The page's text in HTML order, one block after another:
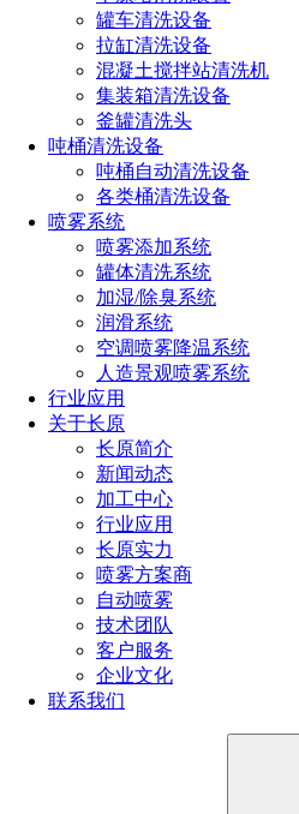
罐车清洗设备
拉缸清洗设备
混凝土搅拌站清洗机
集装箱清洗设备
釜罐清洗头
吨桶清洗设备
吨桶自动清洗设备
各类桶清洗设备
喷雾系统
喷雾添加系统
罐体清洗系统
加湿/除臭系统
润滑系统
空调喷雾降温系统
人造景观喷雾系统
行业应用
关于长原
长原简介
新闻动态
加工中心
行业应用
长原实力
喷雾方案商
自动喷雾
技术团队
客户服务
企业文化
联系我们
3、 全自动化智能化控制，减少
4、 地面不积水，不对交通产生任
5、 能全天候、全地域自动正常
环境下正常运行。
6、 满足野外作业需求，具有防
7、 不需要再进行道路等洒水作
8、 系统降尘除霾效果显著，可
应用案例：